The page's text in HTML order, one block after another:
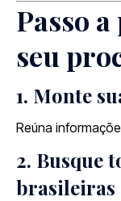
Passo
seu
1. Monte
Reúna
2. Busque
brasileiras